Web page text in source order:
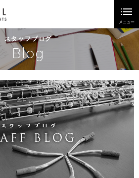
スタッフブログ
Blog